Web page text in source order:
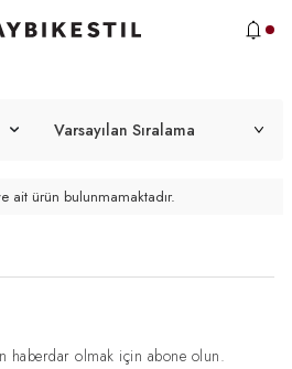
ait ürün bulunmamaktadır.
haberdar olmak için abone olun.